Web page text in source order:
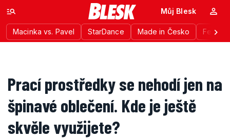
Macinka vs. Pavel StarDance Made in Česko
Můj Blesk
Prací prostředky se nehodí jen na
špinavé oblečení. Kde je ještě
skvěle využijete?